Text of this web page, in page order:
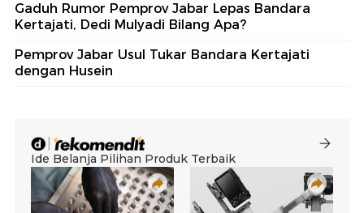
Gaduh Rumor Pemprov Jabar Lepas Bandara
Kertajati, Dedi Mulyadi Bilang Apa?
Pemprov Jabar Usul Tukar Bandara Kertajati
dengan Husein